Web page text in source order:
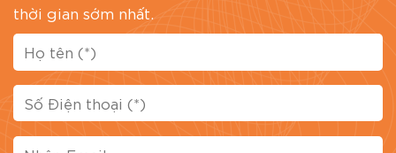
Đánh giá bài viết
thời gian sớm nhất.